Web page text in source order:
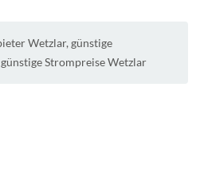
Wetzlar, günstige
günstige Strompreise Wetzlar